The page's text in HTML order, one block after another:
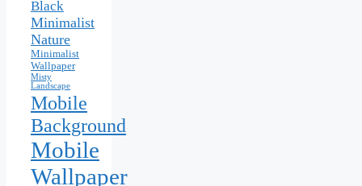
Black
Minimalist
Nature
Minimalist
Wallpaper
Misty
Landscape
Mobile
Background
Mobile
Wallpaper